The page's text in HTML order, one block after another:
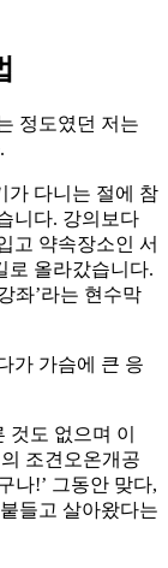
정도였던 저는
가 다니는 절에 참
니다. 강의보다
고 약속장소인 서
로 올라갔습니다.
좌’라는 현수막
가 가슴에 큰 응
것도 없으며 이
조견오온개공
나!’ 그동안 맞다,
들고 살아왔다는